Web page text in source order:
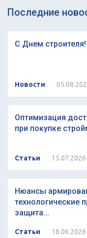
Последние
С Днем
Новости
Оптимизация
при покупке
Статьи 15.07.2026
Нюансы
технологические
защита...
Статьи 18.06.2026